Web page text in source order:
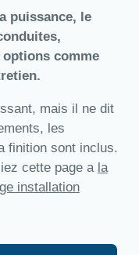
puissance, le
comme
mais il ne dit
les
finition sont inclus.
cette page a la
installation